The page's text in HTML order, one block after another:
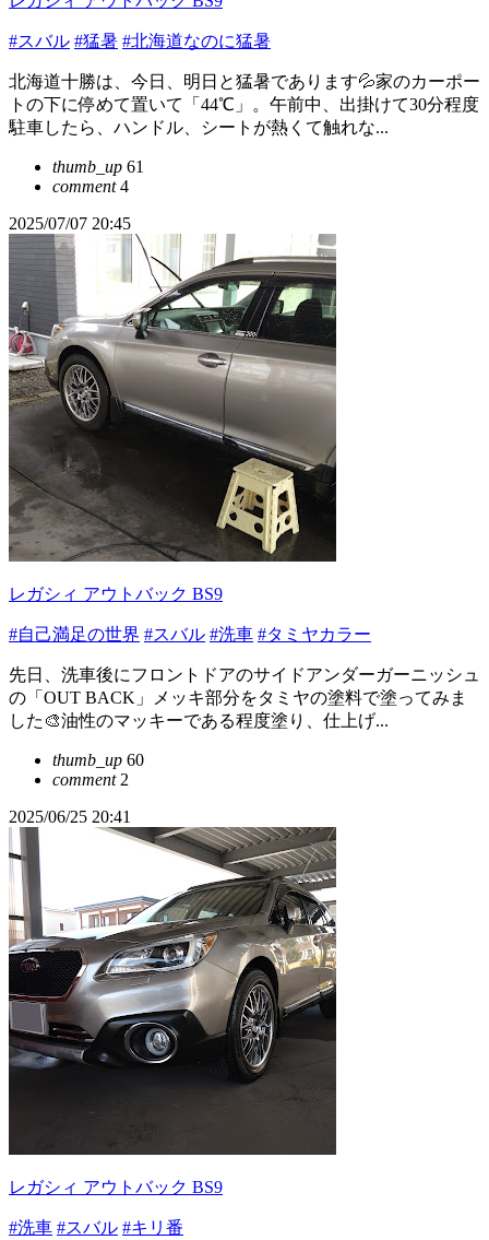
#スバル #猛暑 #北海道なのに猛暑
北海道十勝は、今日、明日と猛暑であります💦家のカーポー
トの下に停めて置いて「44℃」。午前中、出掛けて30分程度
駐車したら、ハンドル、シートが熱くて触れな...
thumb_up 61
comment4
2025/07/07 20:45
レガシィ アウトバック BS9
#自己満足の世界 #スバル #洗車 #タミヤカラー
先日、洗車後にフロントドアのサイドアンダーガーニッシュ
の「OUT BACK」メッキ部分をタミヤの塗料で塗ってみま
した🎨油性のマッキーである程度塗り、仕上げ...
thumb_up 60
comment2
2025/06/25 20:41
レガシィ アウトバック BS9
#洗車 #スバル #キリ番